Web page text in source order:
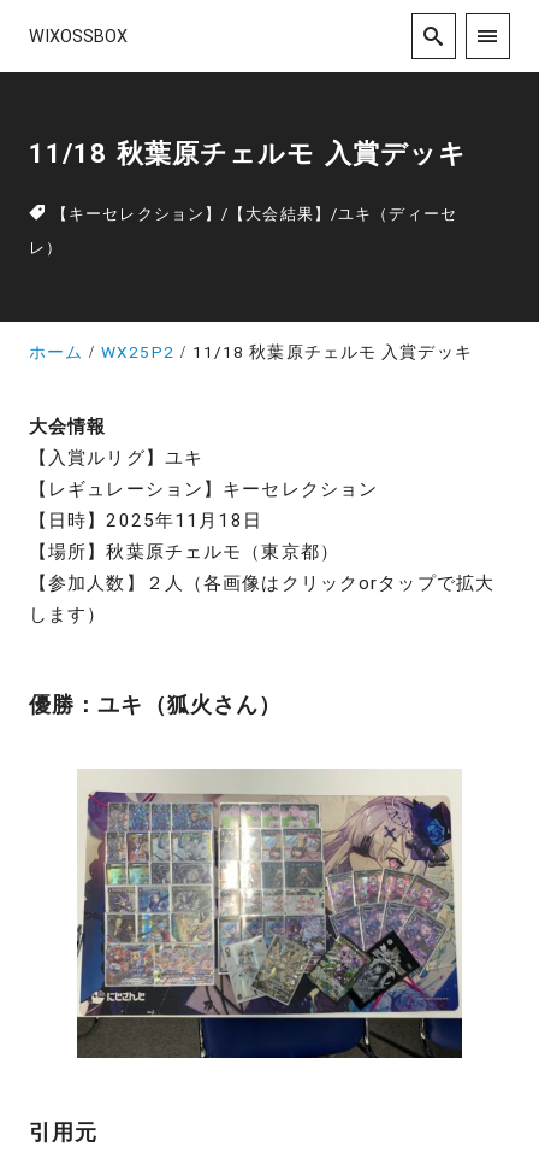
WIXOSSBOX
11/18 秋葉原チェルモ 入賞デッキ
【キーセレクション】/ 【大会結果】 /ユキ（ディーセ
レ）
ホーム WX25P2 11/18 秋葉原チェルモ 入賞デッキ
大会情報
【入賞ルリグ】ユキ
【レギュレーション】キーセレクション
【日時】2025年11月18日
【場所】秋葉原チェルモ（東京都）
【参加人数】２人（各画像はクリックorタップで拡大
します）
優勝：ユキ（狐火さん）
引用元